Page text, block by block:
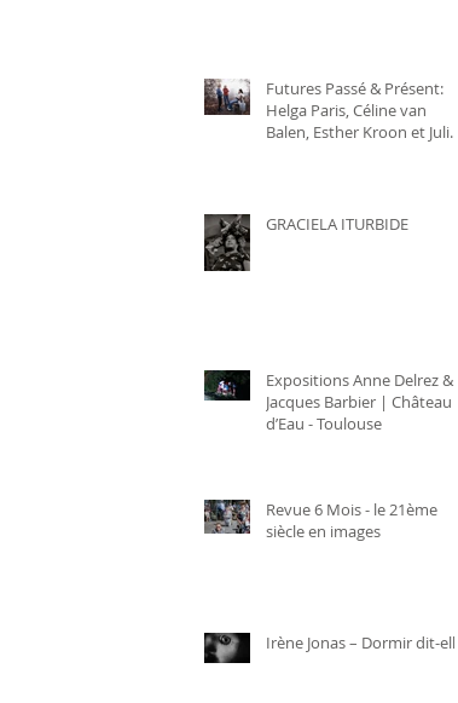
Futures Passé & Présent:
Helga Paris, Céline van
Balen, Esther Kroon et Julie
GRACIELA ITURBIDE
Expositions Anne Delrez &
Jacques Barbier | Château
d’Eau - Toulouse
Revue 6 Mois - le 21ème
siècle en images
Irène Jonas – Dormir dit-elle